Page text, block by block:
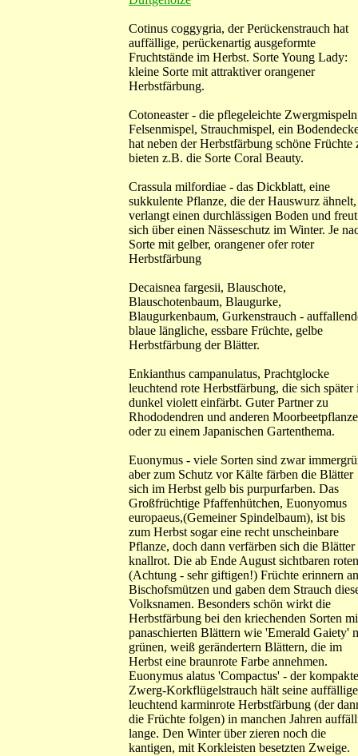
Cotinus coggygria, der Perückenstrauch hat
auffällige, perückenartig ausgeformte
Fruchtstände im Herbst. Sorte Young Lady:
kleine Sorte mit attraktiver orangener
Herbstfärbung.
Cotoneaster - die pflegeleichte
Felsenmispel, Strauchmispel, ein
hat neben der Herbstfärbung schöne Früchte
bieten z.B. die Sorte Coral Beauty.
Crassula milfordiae - das Dickblatt, eine
sukkulente Pflanze, die der Hauswurz ähnelt,
verlangt einen durchlässigen Boden und freut
sich über einen Nässeschutz im Winter. Je
Sorte mit gelber, orangener ofer roter
Herbstfärbung
Decaisnea fargesii, Blauschote,
Blauschotenbaum, Blaugurke,
Blaugurkenbaum, Gurkenstrauch -
blaue längliche, essbare Früchte, gelbe
Herbstfärbung der Blätter.
Enkianthus campanulatus, Prachtglocke
leuchtend rote Herbstfärbung, die sich später
dunkel violett einfärbt. Guter Partner zu
Rhododendren und anderen
oder zu einem Japanischen Gartenthema.
Euonymus - viele Sorten sind zwar
aber zum Schutz vor Kälte färben die Blätter
sich im Herbst gelb bis purpurfarben. Das
Großfrüchtige Pfaffenhütchen, Euonyomus
europaeus,(Gemeiner Spindelbaum), ist bis
zum Herbst sogar eine recht unscheinbare
Pflanze, doch dann verfärben sich die Blätter
knallrot. Die ab Ende August sichtbaren roten
(Achtung - sehr giftigen!) Früchte erinnern an
Bischofsmützen und gaben dem Strauch
Volksnamen. Besonders schön wirkt die
Herbstfärbung bei den kriechenden Sorten
panaschierten Blättern wie 'Emerald Gaiety'
grünen, weiß gerändertern Blättern, die im
Herbst eine braunrote Farbe annehmen.
Euonymus alatus 'Compactus' - der kompakte
Zwerg-Korkflügelstrauch hält seine auffällige
leuchtend karminrote Herbstfärbung (der
die Früchte folgen) in manchen Jahren
lange. Den Winter über zieren noch die
kantigen, mit Korkleisten besetzten Zweige.